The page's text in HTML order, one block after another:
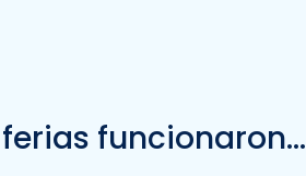
ferias